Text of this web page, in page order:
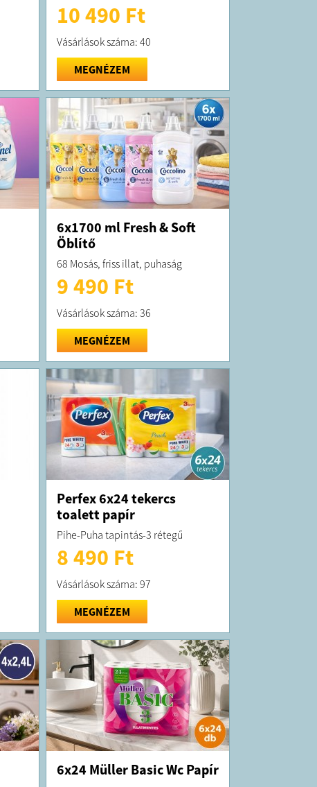
10 490 Ft
Vásárlások száma: 40
MEGNÉZEM
6x1700 ml Fresh & Soft
Öblítő
68 Mosás, friss illat, puhaság
9 490 Ft
Vásárlások száma: 36
MEGNÉZEM
Perfex 6x24 tekercs
toalett papír
Pihe-Puha tapintás-3 rétegű
8 490 Ft
Vásárlások száma: 97
MEGNÉZEM
6x24 Müller Basic Wc Papír